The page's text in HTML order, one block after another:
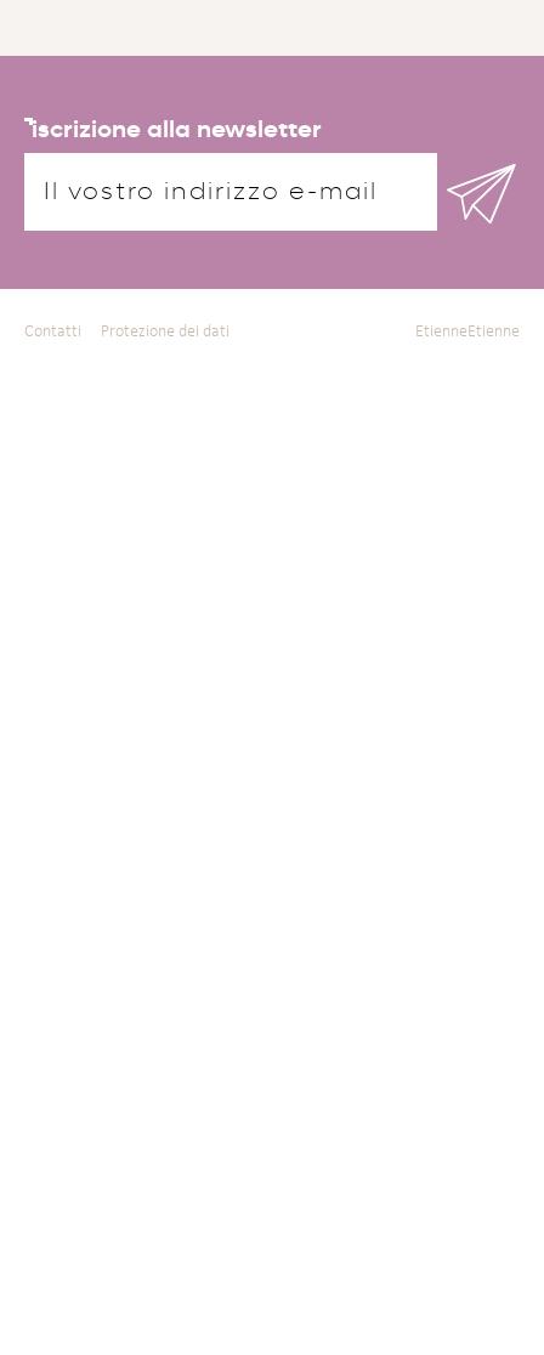
iscrizione alla newsletter
Contatti Protezione dei dati EtienneEtienne